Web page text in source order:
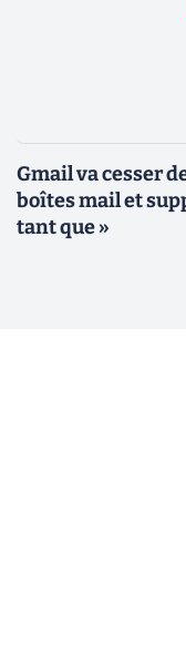
Gmail va cesser
boîtes mail et
tant que »